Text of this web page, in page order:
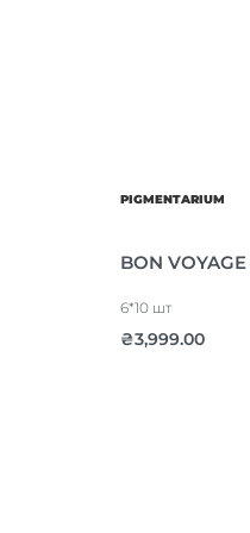
PIGMENTARIUM
BON
6*10 шт
₴3,999.00